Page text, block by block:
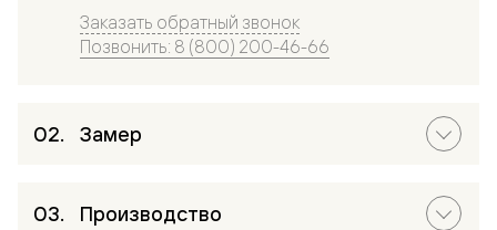
Заказать обратный звонок
Позвонить: 8 (800) 200-46-66
Замер
Производство